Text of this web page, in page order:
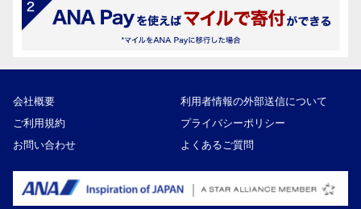
会社概要
利用者情報の外部送信について
ご利用規約
プライバシーポリシー
お問い合わせ
よくあるご質問